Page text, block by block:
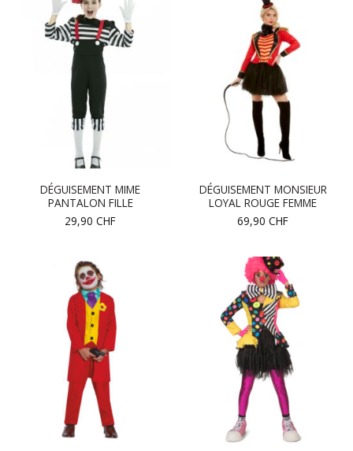
DÉGUISEMENT MIME
PANTALON FILLE
29,90 CHF
DÉGUISEMENT MONSIEUR
LOYAL ROUGE FEMME
69,90 CHF